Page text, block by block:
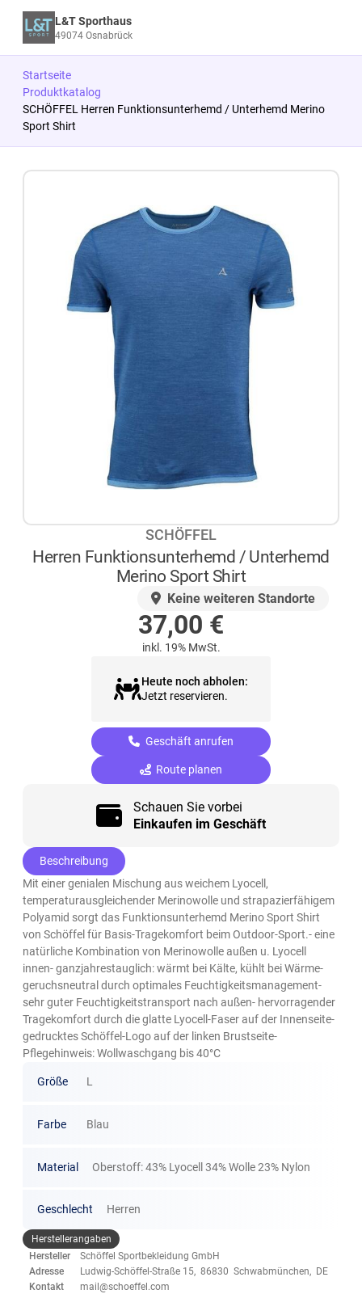
L&T Sporthaus
49074 Osnabrück
Startseite
Produktkatalog
SCHÖFFEL Herren Funktionsunterhemd / Unterhemd Merino
Sport Shirt
SCHÖFFEL
Herren Funktionsunterhemd / Unterhemd
Merino Sport Shirt
Keine weiteren Standorte
37,00 €
inkl. 19% MwSt.
Heute noch abholen:
Jetzt reservieren.
Geschäft anrufen
Route planen
Schauen Sie vorbei
Einkaufen im Geschäft
Beschreibung
Mit einer genialen Mischung aus weichem Lyocell,
temperaturausgleichender Merinowolle und strapazierfähigem
Polyamid sorgt das Funktionsunterhemd Merino Sport Shirt
von Schöffel für Basis-Tragekomfort beim Outdoor-Sport.- eine
natürliche Kombination von Merinowolle außen u. Lyocell
innen- ganzjahrestauglich: wärmt bei Kälte, kühlt bei Wärme-
geruchsneutral durch optimales Feuchtigkeitsmanagement-
sehr guter Feuchtigkeitstransport nach außen- hervorragender
Tragekomfort durch die glatte Lyocell-Faser auf der Innenseite-
gedrucktes Schöffel-Logo auf der linken Brustseite-
Pflegehinweis: Wollwaschgang bis 40°C
Größe L
Farbe Blau
Material Oberstoff: 43% Lyocell 34% Wolle 23% Nylon
Geschlecht Herren
Herstellerangaben
Hersteller
Schöffel Sportbekleidung GmbH
Adresse
Ludwig-Schöffel-Straße 15, 86830 Schwabmünchen, DE
Kontakt
mail@schoeffel.com